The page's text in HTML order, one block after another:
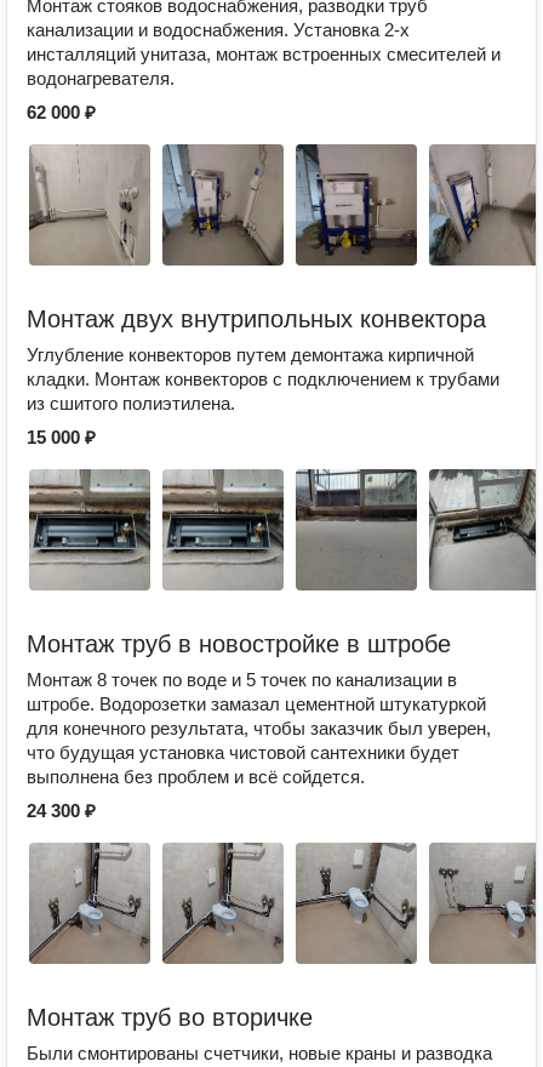
Монтаж стояков водоснабжения, разводки труб
канализации и водоснабжения. Установка 2-х
инсталляций унитаза, монтаж встроенных смесителей и
водонагревателя.
62 000 ₽
Монтаж двух внутрипольных конвектора
Углубление конвекторов путем демонтажа кирпичной
кладки. Монтаж конвекторов с подключением к трубами
из сшитого полиэтилена.
15 000 ₽
Монтаж труб в новостройке в штробе
Монтаж 8 точек по воде и 5 точек по канализации в
штробе. Водорозетки замазал цементной штукатуркой
для конечного результата, чтобы заказчик был уверен,
что будущая установка чистовой сантехники будет
выполнена без проблем и всё сойдется.
24 300 ₽
Монтаж труб во вторичке
Были смонтированы счетчики, новые краны и разводка